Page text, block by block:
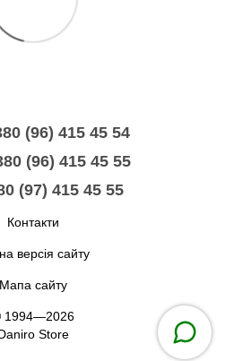
(96) 415 45 54
(96) 415 45 55
(97) 415 45 55
Контакти
версія сайту
Мапа сайту
1994—2026
Store